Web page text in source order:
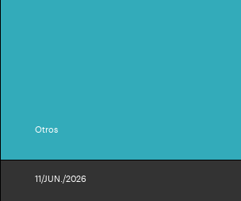
Otros
11/JUN./2026